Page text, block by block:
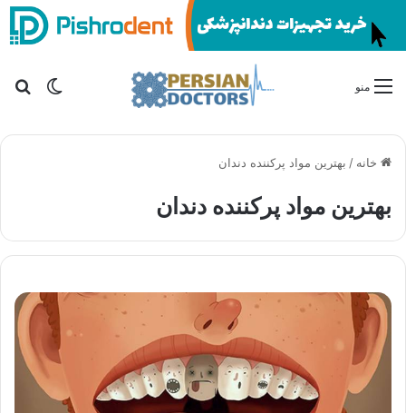
تغییر منو
خانه / بهترین مواد پرکننده دندان
بهترین مواد پرکننده دندان